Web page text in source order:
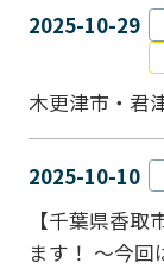
2025-10-29
木更津市・君
2025-10-10
【千葉県香
ます！ ～今